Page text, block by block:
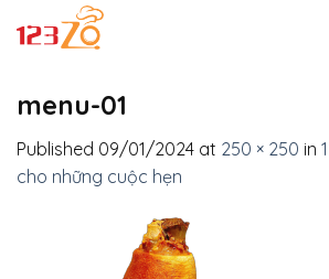
menu-01
Published 09/01/2024 at 250 × 250 in
cho những cuộc hẹn